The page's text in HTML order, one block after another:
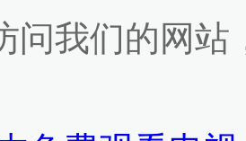
问我们的网站